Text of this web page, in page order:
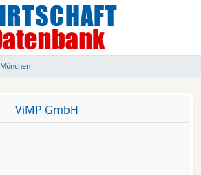
München
ViMP GmbH